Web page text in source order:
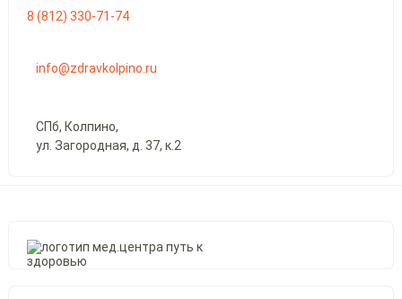
8 (812) 330-71-74
info@zdravkolpino.ru
СПб, Колпино,
ул. Загородная, д. 37, к.2